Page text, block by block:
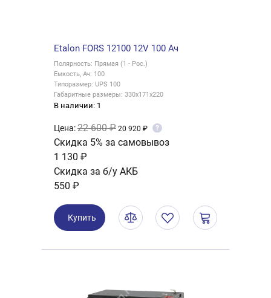
Etalon FORS 12100 12V 100 Ач
Полярность: Прямая (1 - Рос.)
Емкость, Ач: 100
Типоразмер: UPS 100
Габаритные размеры: 330x171x220
В наличии: 1
Цена:22 600 ₽ 20 920 ₽ ?
Скидка 5% за самовывоз
1 130 ₽
Скидка за б/у АКБ
550 ₽
Купить